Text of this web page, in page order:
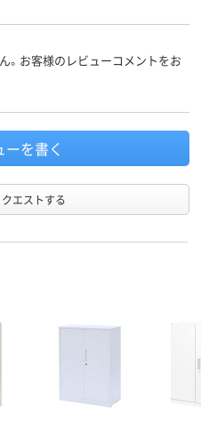
60
。お客様のレビューコメントをお
ーを書く
エストする